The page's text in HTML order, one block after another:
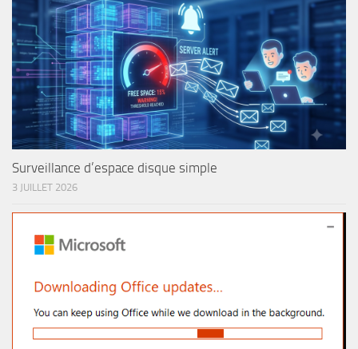
Surveillance d’espace disque simple
3 JUILLET 2026